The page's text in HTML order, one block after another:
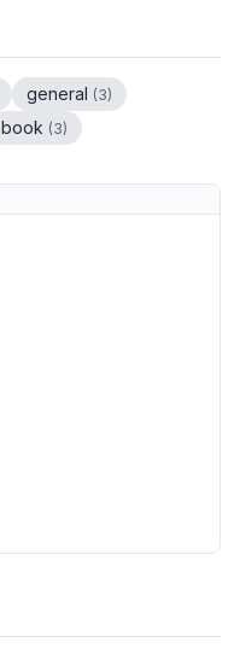
general (3)
book (3)